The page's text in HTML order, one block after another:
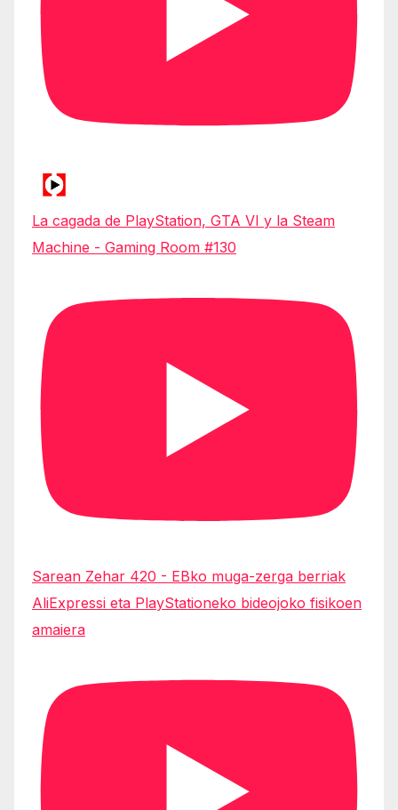
La cagada de PlayStation, GTA VI y la Steam
Machine - Gaming Room #130
Sarean Zehar 420 - EBko muga-zerga berriak
AliExpressi eta PlayStationeko bideojoko fisikoen
amaiera